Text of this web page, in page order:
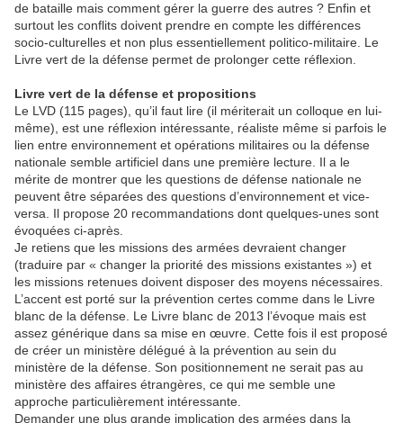
de bataille mais comment gérer la guerre des autres ? Enfin et
surtout les conflits doivent prendre en compte les différences
socio-culturelles et non plus essentiellement politico-militaire. Le
Livre vert de la défense permet de prolonger cette réflexion.
Livre vert de la défense et propositions
Le LVD (115 pages), qu’il faut lire (il mériterait un colloque en lui-
même), est une réflexion intéressante, réaliste même si parfois le
lien entre environnement et opérations militaires ou la défense
nationale semble artificiel dans une première lecture. Il a le
mérite de montrer que les questions de défense nationale ne
peuvent être séparées des questions d’environnement et vice-
versa. Il propose 20 recommandations dont quelques-unes sont
évoquées ci-après.
Je retiens que les missions des armées devraient changer
(traduire par « changer la priorité des missions existantes ») et
les missions retenues doivent disposer des moyens nécessaires.
L’accent est porté sur la prévention certes comme dans le Livre
blanc de la défense. Le Livre blanc de 2013 l’évoque mais est
assez générique dans sa mise en œuvre. Cette fois il est proposé
de créer un ministère délégué à la prévention au sein du
ministère de la défense. Son positionnement ne serait pas au
ministère des affaires étrangères, ce qui me semble une
approche particulièrement intéressante.
Demander une plus grande implication des armées dans la